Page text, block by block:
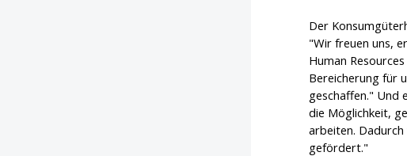
Der
"Wir freuen uns,
Human
Bereicherung für
geschaffen." Und
die Möglichkeit,
arbeiten.
gefördert."